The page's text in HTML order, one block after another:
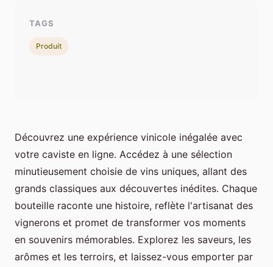
Découvrez une expérience vinicole inégalée avec
votre caviste en ligne. Accédez à une sélection
minutieusement choisie de vins uniques, allant des
grands classiques aux découvertes inédites. Chaque
bouteille raconte une histoire, reflète l'artisanat des
vignerons et promet de transformer vos moments
en souvenirs mémorables. Explorez les saveurs, les
arômes et les terroirs, et laissez-vous emporter par
TAGS
Produit